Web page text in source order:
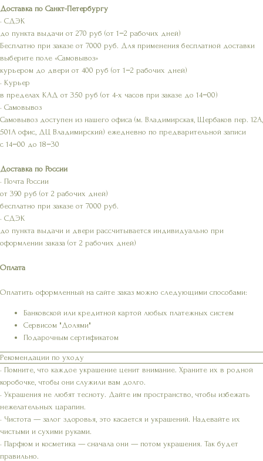
Доставка по Санкт-Петербургу
• СДЭК
до пункта выдачи от 270 руб (от 1−2 рабочих дней)
Бесплатно при заказе от 7000 руб. Для применения бесплатной доставки
выберите поле «Самовывоз»
курьером до двери от 400 руб (от 1−2 рабочих дней)
• Курьер
в пределах КАД от 350 руб (от 4-х часов при заказе до 14−00)
• Самовывоз
Самовывоз доступен из нашего офиса (м. Владимирская, Щербаков пер. 12А,
501А офис, ДЦ Владимирский) ежедневно по предварительной записи
с 14−00 до 18−30
Доставка по России
• Почта России
от 390 руб (от 2 рабочих дней)
бесплатно при заказе от 7000 руб.
• СДЭК
до пункта выдачи и двери рассчитывается индивидуально при
оформлении заказа (от 2 рабочих дней)
Оплата
Оплатить оформленный на сайте заказ можно следующими способами:
Банковской или кредитной картой любых платежных систем
Сервисом "Долями"
Подарочным сертификатом
Рекомендации по уходу
• Помните, что каждое украшение ценит внимание. Храните их в родной
коробочке, чтобы они служили вам долго.
• Украшения не любят тесноту. Дайте им пространство, чтобы избежать
нежелательных царапин.
• Чистота — залог здоровья, это касается и украшений. Надевайте их
чистыми и сухими руками.
• Парфюм и косметика — сначала они — потом украшения. Так будет
правильно.